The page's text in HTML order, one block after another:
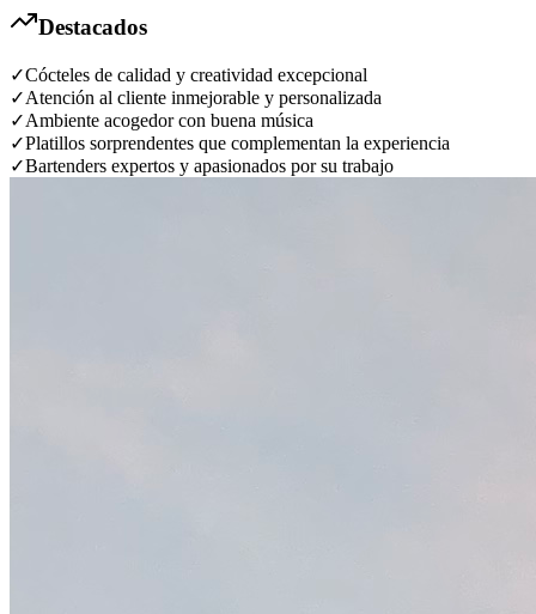
Destacados
✓Cócteles de calidad y creatividad excepcional
✓Atención al cliente inmejorable y personalizada
✓Ambiente acogedor con buena música
✓Platillos sorprendentes que complementan la experiencia
✓Bartenders expertos y apasionados por su trabajo